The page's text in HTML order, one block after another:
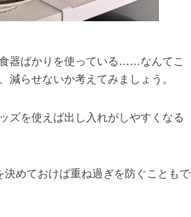
器ばかりを使っている……なんてこ
減らせないか考えてみましょう。
ズを使えば出し入れがしやすくなる
めておけば重ね過ぎを防ぐこともで